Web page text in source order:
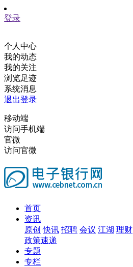
登录
个人中心
我的动态
我的关注
浏览足迹
系统消息
退出登录
移动端
访问手机端
官微
访问官微
首页
资讯
原创 快讯 招聘 会议 江湖 理财
政策速递
专题
专栏